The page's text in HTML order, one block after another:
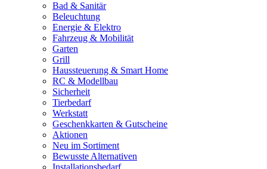
Bad & Sanitär
Beleuchtung
Energie & Elektro
Fahrzeug & Mobilität
Garten
Grill
Haussteuerung & Smart Home
RC & Modellbau
Sicherheit
Tierbedarf
Werkstatt
Geschenkkarten & Gutscheine
Aktionen
Neu im Sortiment
Bewusste Alternativen
Installationsbedarf